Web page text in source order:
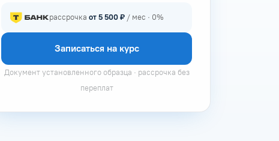
рассрочка от 5 500 ₽ / мес · 0%
Записаться на курс
Документ установленного образца · рассрочка без
переплат